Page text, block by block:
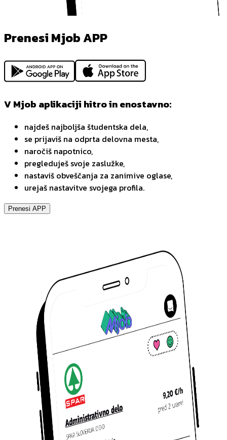
Prenesi Mjob APP
V Mjob aplikaciji hitro in enostavno:
najdeš najboljša študentska dela,
se prijaviš na odprta delovna mesta,
naročiš napotnico,
pregleduješ svoje zaslužke,
nastaviš obveščanja za zanimive oglase,
urejaš nastavitve svojega profila.
Prenesi APP